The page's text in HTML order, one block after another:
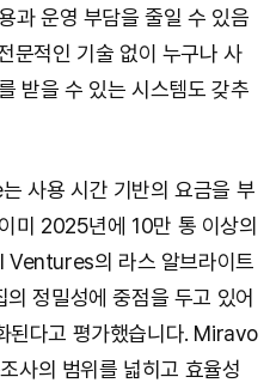
과 운영 부담을 줄일 수 있음
문적인 기술 없이 누구나 사
받을 수 있는 시스템도 갖추
사용 시간 기반의 요금을 부
미 2025년에 10만 통 이상의
Ventures의 라스 알브라이트
정밀성에 중점을 두고 있어
된다고 평가했습니다. Miravo
사의 범위를 넓히고 효율성